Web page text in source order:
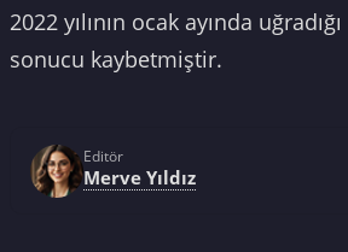
2022 yılının ocak ayında
sonucu kaybetmiştir.
Editör
Merve Yıldız